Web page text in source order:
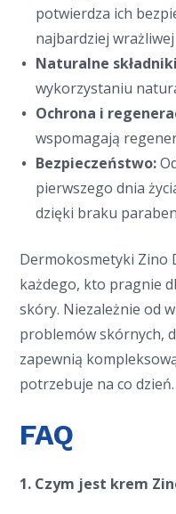
potwierdza ich
najbardziej
Naturalne
wykorzystaniu
Ochrona i
wspomagają
Bezpieczeństwo:
pierwszego dnia
dzięki braku
Dermokosmetyki Zino
każdego, kto pragnie
skóry. Niezależnie od
problemów skórnych,
zapewnią
potrzebuje na co dzień.
FAQ
1. Czym jest krem